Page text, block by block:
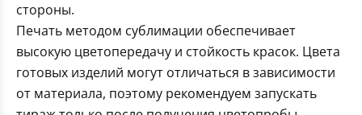
стороны.
Печать методом сублимации обеспечивает
высокую цветопередачу и стойкость красок. Цвета
готовых изделий могут отличаться в зависимости
от материала, поэтому рекомендуем запускать